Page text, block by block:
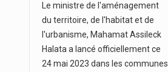
Le ministre de l'aménagement
du territoire, de l'habitat et de
l'urbanisme, Mahamat Assileck
Halata a lancé officiellement ce
24 mai 2023 dans les communes